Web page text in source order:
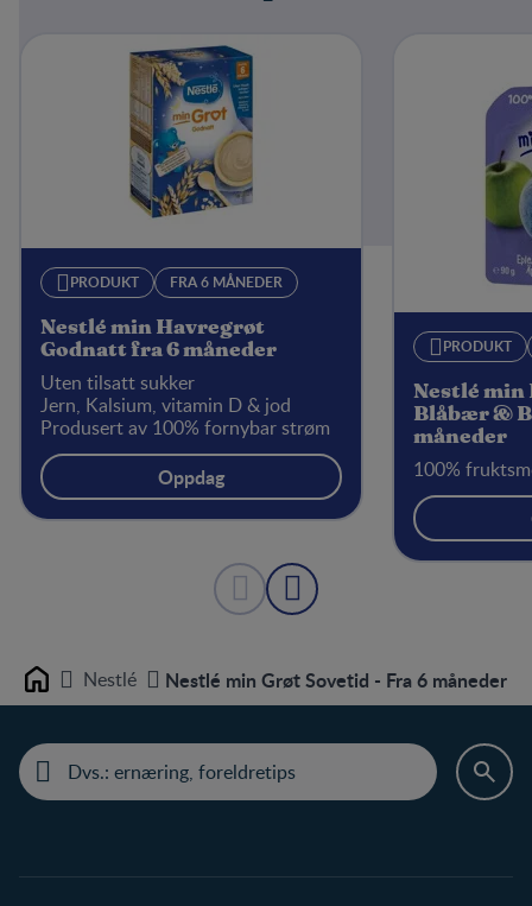
PRODUKT FRA 6 MÅNEDER
Nestlé min Havregrøt
Godnatt fra 6 måneder
Uten tilsatt sukker
Jern, Kalsium, vitamin D & jod
Produsert av 100% fornybar strøm
Oppdag
PRODUKT
Nestlé min
Blåbær &
måneder
100%
Home Nestlé Nestlé min Grøt Sovetid - Fra 6 måneder